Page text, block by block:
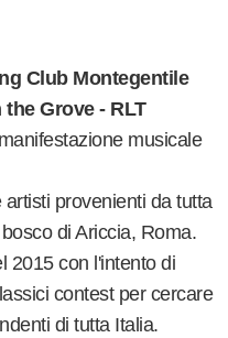
Club Montegentile
the Grove - RLT
musicale
provenienti da tutta
di Ariccia, Roma.
2015 con l'intento di
contest per cercare
di tutta Italia.